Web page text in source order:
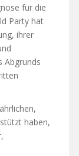
für die
Party hat
ihrer
Abgrunds
haben,